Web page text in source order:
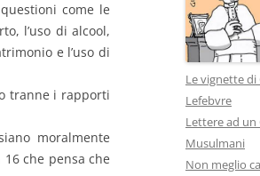
come le
l’uso di alcool,
e l’uso di
tranne i rapporti
moralmente
che pensa che
Le vignette di
Lefebvre
Lettere ad
Musulmani
Non meglio